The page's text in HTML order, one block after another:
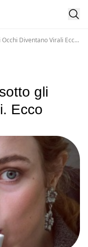
Diventano Virali Ecco
gli
Ecco